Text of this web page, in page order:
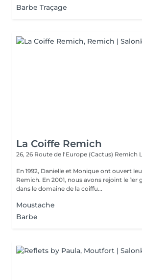
Barbe Traçage
La Coiffe Remich
26, 26 Route de l'Europe (Cactus) Remich
En 1992, Danielle et Monique ont ouvert
Remich. En 2001, nous avons rejoint le 1er groupement mondial
dans le domaine de la coiffu...
Moustache
Barbe